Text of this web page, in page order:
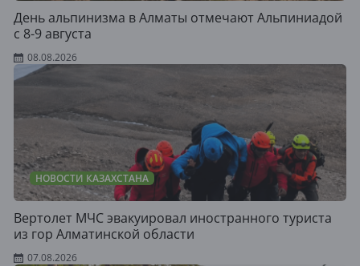
День альпинизма в Алматы отмечают Альпиниадой
с 8-9 августа
08.08.2026
НОВОСТИ КАЗАХСТАНА
Вертолет МЧС эвакуировал иностранного туриста
из гор Алматинской области
07.08.2026